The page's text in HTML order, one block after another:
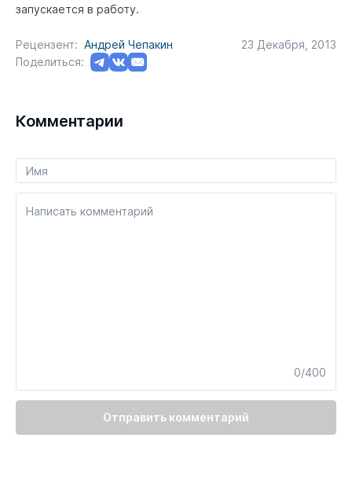
запускается в работу.
Рецензент: Андрей Чепакин
23 Декабря, 2013
Поделиться:
Комментарии
Написать комментарий
0/400
Отправить комментарий